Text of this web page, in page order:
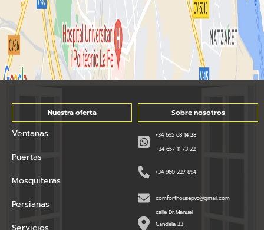
Nuestra oferta
Ventanas
Puertas
Mosquiteras
Persianas
Sobre nosotros
+34 695 68 14 28
+34 657 11 73 22
+34 960 227 894
comforthousepvc@gmail.com
calle Dr.Manuel
Candela 33,